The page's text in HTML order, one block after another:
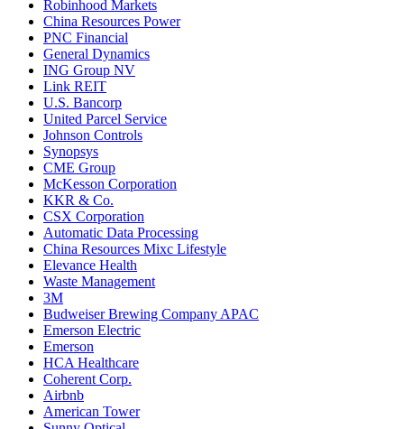
Robinhood Markets
China Resources Power
PNC Financial
General Dynamics
ING Group NV
Link REIT
U.S. Bancorp
United Parcel Service
Johnson Controls
Synopsys
CME Group
McKesson Corporation
KKR & Co.
CSX Corporation
Automatic Data Processing
China Resources Mixc Lifestyle
Elevance Health
Waste Management
3M
Budweiser Brewing Company APAC
Emerson Electric
Emerson
HCA Healthcare
Coherent Corp.
Airbnb
American Tower